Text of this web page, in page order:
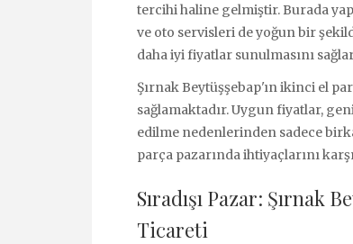
tercihi haline gelmiştir. Burada
ve oto servisleri de yoğun bir
daha iyi fiyatlar sunulmasını
Şırnak Beytüşşebap'ın ikinci el
sağlamaktadır. Uygun fiyatlar,
edilme nedenlerinden sadece
parça pazarında ihtiyaçlarını
Sıradışı Pazar: Şırnak
Ticareti